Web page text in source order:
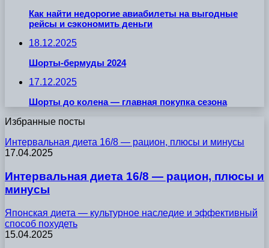
Как найти недорогие авиабилеты на выгодные
рейсы и сэкономить деньги
18.12.2025
Шорты-бермуды 2024
17.12.2025
Шорты до колена — главная покупка сезона
Избранные посты
Интервальная диета 16/8 — рацион, плюсы и минусы
17.04.2025
Интервальная диета 16/8 — рацион, плюсы и
минусы
Японская диета — культурное наследие и эффективный
способ похудеть
15.04.2025